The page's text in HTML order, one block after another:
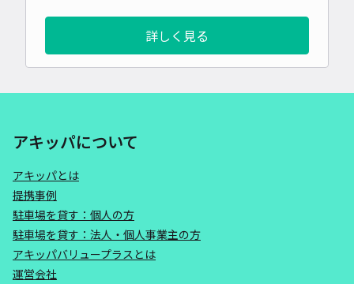
詳しく見る
アキッパについて
アキッパとは
提携事例
駐車場を貸す：個人の方
駐車場を貸す：法人・個人事業主の方
アキッパバリュープラスとは
運営会社